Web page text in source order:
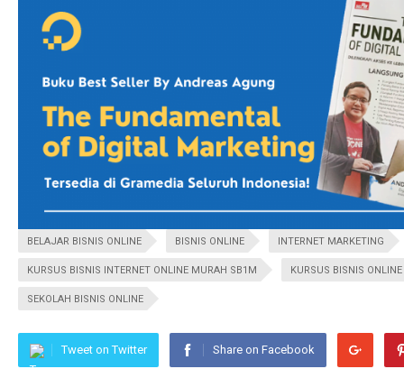
BELAJAR BISNIS ONLINE BISNIS ONLINE INTERNET MARKETING
KURSUS BISNIS INTERNET ONLINE MURAH SB1M KURSUS BISNIS ONLINE
SEKOLAH BISNIS ONLINE
Tweet on Twitter Share on Facebook